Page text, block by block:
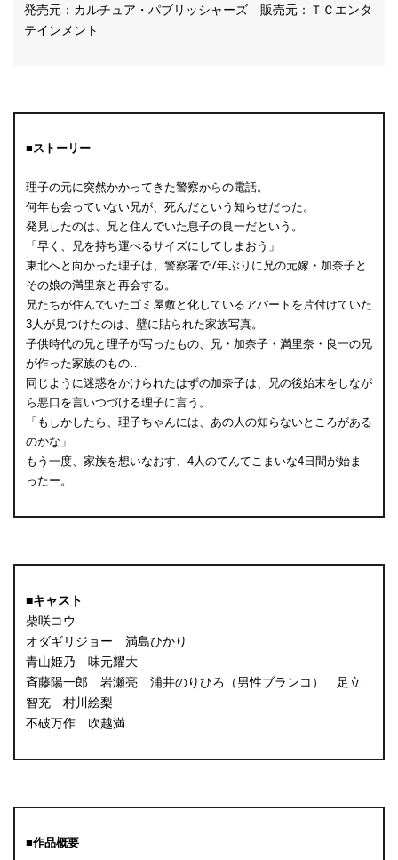
発売元：カルチュア・パブリッシャーズ 販売元：ＴＣエンタ
テインメント
■ストーリー
理子の元に突然かかってきた警察からの電話。
何年も会っていない兄が、死んだという知らせだった。
発見したのは、兄と住んでいた息子の良一だという。
「早く、兄を持ち運べるサイズにしてしまおう」
東北へと向かった理子は、警察署で7年ぶりに兄の元嫁・加奈子と
その娘の満里奈と再会する。
兄たちが住んでいたゴミ屋敷と化しているアパートを片付けていた
3人が見つけたのは、壁に貼られた家族写真。
子供時代の兄と理子が写ったもの、兄・加奈子・満里奈・良一の兄
が作った家族のもの…
同じように迷惑をかけられたはずの加奈子は、兄の後始末をしなが
ら悪口を言いつづける理子に言う。
「もしかしたら、理子ちゃんには、あの人の知らないところがある
のかな」
もう一度、家族を想いなおす、4人のてんてこまいな4日間が始ま
ったー。
■キャスト
柴咲コウ
オダギリジョー 満島ひかり
青山姫乃 味元耀大
斉藤陽一郎 岩瀬亮 浦井のりひろ（男性ブランコ） 足立
智充 村川絵梨
不破万作 吹越満
■作品概要